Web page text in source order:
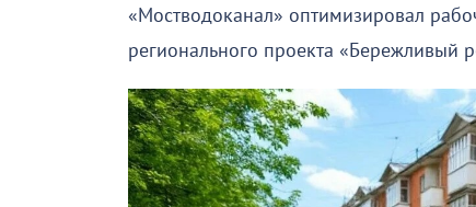
«Мостводоканал» оптимизировал
регионального проекта «Бережливый